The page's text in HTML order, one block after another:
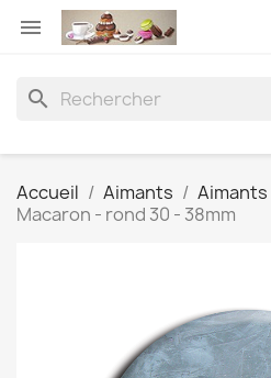

search
Accueil Aimants Aimants
Macaron - rond 30 - 38mm